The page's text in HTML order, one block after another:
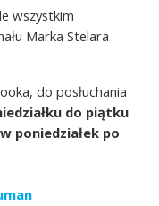
wszystkim
Marka Stelara
do posłuchania
do piątku
w poniedziałek po